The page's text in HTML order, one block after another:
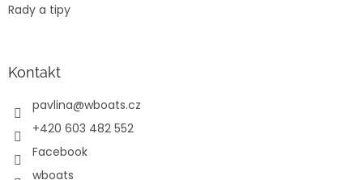
Rady a tipy
Kontakt
pavlina@wboats.cz
+420 603 482 552
Facebook
wboats